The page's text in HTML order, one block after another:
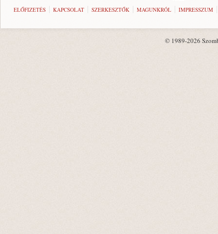
ELŐFIZETÉS KAPCSOLAT SZERKESZTŐK MAGUNKRÓL IMPRESSZUM
© 1989-2026